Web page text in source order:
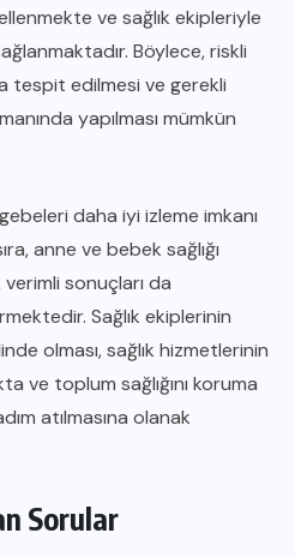
ve sağlık ekipleriyle
Böylece, riskli
tespit edilmesi ve gerekli
yapılması mümkün
gebeleri daha iyi izleme imkanı
anne ve bebek sağlığı
verimli sonuçları da
Sağlık ekiplerinin
olması, sağlık hizmetlerinin
ve toplum sağlığını koruma
atılmasına olanak
Sorular